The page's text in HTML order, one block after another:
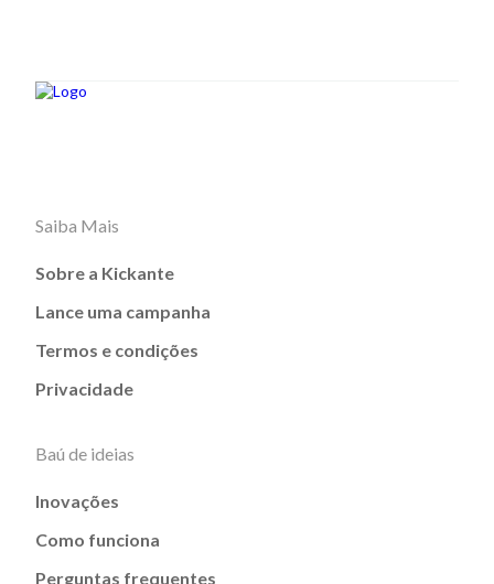
Saiba Mais
Sobre a Kickante
Lance uma campanha
Termos e condições
Privacidade
Baú de ideias
Inovações
Como funciona
Perguntas frequentes